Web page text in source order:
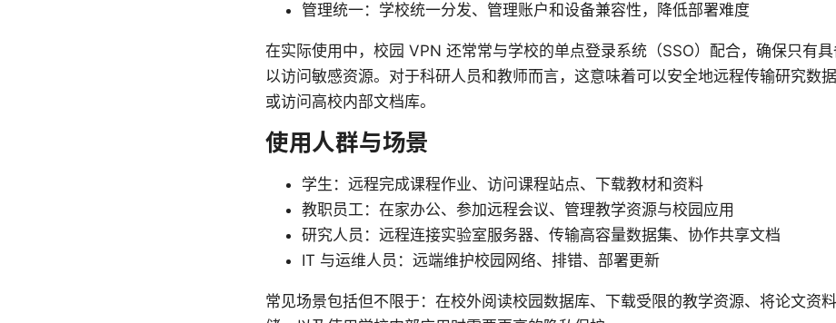
管理统一：学校统一分发、管理账户和设备兼容性，降低部署难度
在实际使用中，校园 VPN 还常常与学校的单点登录系统（SSO）配合，确保只有
以访问敏感资源。对于科研人员和教师而言，这意味着可以安全地远程传输研究数
或访问高校内部文档库。
使用人群与场景
学生：远程完成课程作业、访问课程站点、下载教材和资料
教职员工：在家办公、参加远程会议、管理教学资源与校园应用
研究人员：远程连接实验室服务器、传输高容量数据集、协作共享文档
IT 与运维人员：远端维护校园网络、排错、部署更新
常见场景包括但不限于：在校外阅读校园数据库、下载受限的教学资源、将论文资